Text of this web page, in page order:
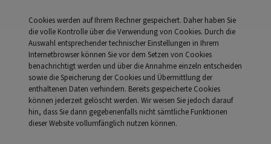
Cookies werden auf Ihrem Rechner gespeichert. Daher haben Sie
die volle Kontrolle über die Verwendung von Cookies. Durch die
Auswahl entsprechender technischer Einstellungen in Ihrem
Internetbrowser können Sie vor dem Setzen von Cookies
benachrichtigt werden und über die Annahme einzeln entscheiden
sowie die Speicherung der Cookies und Übermittlung der
enthaltenen Daten verhindern. Bereits gespeicherte Cookies
können jederzeit gelöscht werden. Wir weisen Sie jedoch darauf
hin, dass Sie dann gegebenenfalls nicht sämtliche Funktionen
dieser Website vollumfänglich nutzen können.